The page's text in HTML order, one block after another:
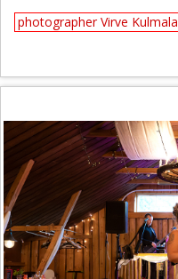
photographer Virve Kulmala